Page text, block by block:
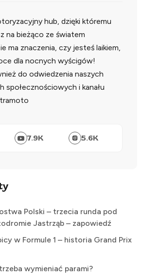
hub, dzięki któremu
na bieżąco ze światem
ma znaczenia, czy jesteś laikiem,
dla nocnych wyścigów!
do odwiedzenia naszych
społecznościowych i kanału
7.9K 5.6K
Polski – trzecia runda pod
Jastrząb – zapowiedź
w Formule 1 – historia Grand Prix
wymieniać parami?